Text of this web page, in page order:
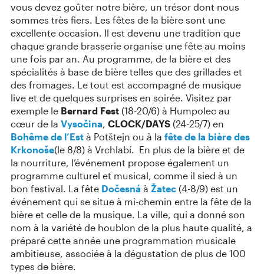
vous devez goûter notre bière, un trésor dont nous
sommes très fiers. Les fêtes de la bière sont une
excellente occasion. Il est devenu une tradition que
chaque grande brasserie organise une fête au moins
une fois par an. Au programme, de la bière et des
spécialités à base de bière telles que des grillades et
des fromages. Le tout est accompagné de musique
live et de quelques surprises en soirée. Visitez par
exemple le Bernard Fest (18-20/6) à Humpolec au
cœur de la Vysočina, CLOCK/DAYS (24-25/7) en
Bohême de l’Est à Potštejn ou à la fête de la bière des
Krkonoše(le 8/8) à Vrchlabí. En plus de la bière et de
la nourriture, l’événement propose également un
programme culturel et musical, comme il sied à un
bon festival. La fête Dočesná à Žatec (4-8/9) est un
événement qui se situe à mi-chemin entre la fête de la
bière et celle de la musique. La ville, qui a donné son
nom à la variété de houblon de la plus haute qualité, a
préparé cette année une programmation musicale
ambitieuse, associée à la dégustation de plus de 100
types de bière.